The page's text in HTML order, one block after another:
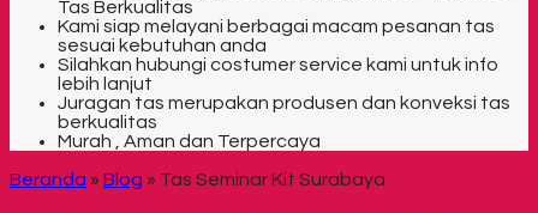
Tas Berkualitas
Kami siap melayani berbagai macam pesanan tas
sesuai kebutuhan anda
Silahkan hubungi costumer service kami untuk info
lebih lanjut
Juragan tas merupakan produsen dan konveksi tas
berkualitas
Murah , Aman dan Terpercaya
Beranda » Blog » Tas Seminar Kit Surabaya